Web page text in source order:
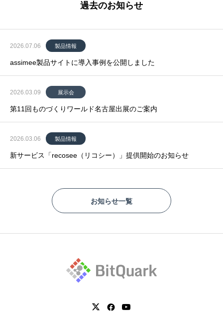
過去のお知らせ
2026.07.06 製品情報
assimee製品サイトに導入事例を公開しました
2026.03.09 展示会
第11回ものづくりワールド名古屋出展のご案内
2026.03.06 製品情報
新サービス「recosee（リコシー）」提供開始のお知らせ
お知らせ一覧